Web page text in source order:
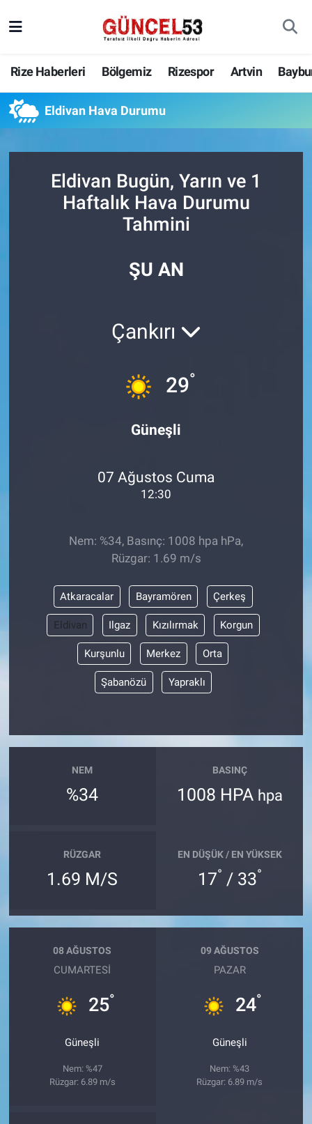
Rize Haberleri Bölgemiz Rizespor Artvin
Eldivan Hava Durumu
Eldivan Bugün, Yarın ve 1
Haftalık Hava Durumu
Tahmini
ŞU AN
Çankırı
29°
Güneşli
07 Ağustos Cuma
12:30
Nem: %34, Basınç: 1008 hpa hPa,
Rüzgar: 1.69 m/s
Atkaracalar Bayramören Çerkeş
Eldivan Ilgaz Kızılırmak Korgun
Kurşunlu Merkez Orta
Şabanözü Yapraklı
NEM
%34
BASINÇ
1008 HPA hpa
RÜZGAR
1.69 M/S
EN DÜŞÜK / EN YÜKSEK
17° / 33°
08 AĞUSTOS
CUMARTESI
25°
Güneşli
Nem: %47
Rüzgar: 6.89 m/s
09 AĞUSTOS
PAZAR
24°
Güneşli
Nem: %43
Rüzgar: 6.89 m/s